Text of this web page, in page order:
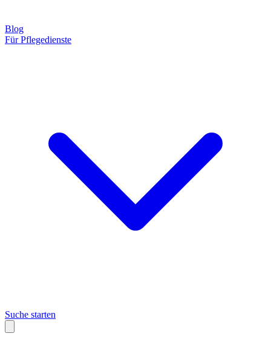
Blog
Für Pflegedienste
Suche starten